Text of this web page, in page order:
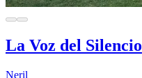
La Voz del Silencio
Neril